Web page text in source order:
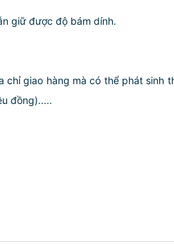
giữ được độ bám dính.
chỉ giao hàng mà có thể phát sinh
đồng).....